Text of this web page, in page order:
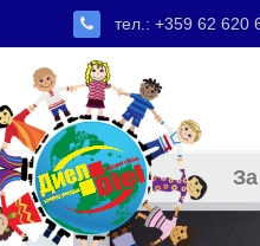
тел.: +359 62 620